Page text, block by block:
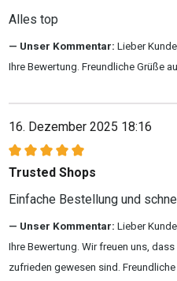
Alles top
Unser Kommentar: Lieber
Ihre Bewertung. Freundliche Grüße
16. Dezember 2025 18:16
Bewertung mit 5 von 5 Sternen
Trusted Shops
Einfache Bestellung und
Unser Kommentar: Lieber
Ihre Bewertung. Wir freuen uns,
zufrieden gewesen sind.